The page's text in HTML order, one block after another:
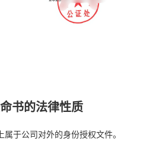
书的法律性质
于公司对外的身份授权文件。